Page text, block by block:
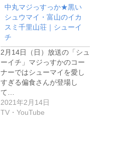
中丸マジっすっか★黒い
シュウマイ・富山のイカ
スミ千里山荘｜シューイ
チ
2月14日（日）放送の「シュ
ーイチ」マジっすかのコー
ナーではシューマイを愛し
すぎる偏食さんが登場し
て…
2021年2月14日
TV・YouTube